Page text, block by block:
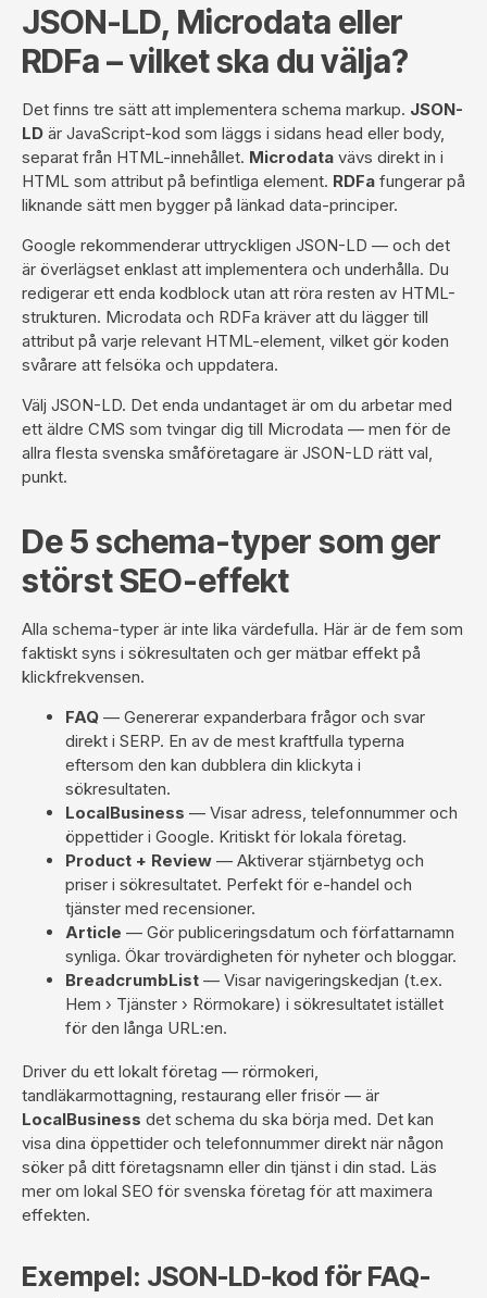
JSON-LD, Microdata eller
RDFa – vilket ska du välja?
Det finns tre sätt att implementera schema markup. JSON-
LD är JavaScript-kod som läggs i sidans head eller body,
separat från HTML-innehållet. Microdata vävs direkt in i
HTML som attribut på befintliga element. RDFa fungerar på
liknande sätt men bygger på länkad data-principer.
Google rekommenderar uttryckligen JSON-LD — och det
är överlägset enklast att implementera och underhålla. Du
redigerar ett enda kodblock utan att röra resten av HTML-
strukturen. Microdata och RDFa kräver att du lägger till
attribut på varje relevant HTML-element, vilket gör koden
svårare att felsöka och uppdatera.
Välj JSON-LD. Det enda undantaget är om du arbetar med
ett äldre CMS som tvingar dig till Microdata — men för de
allra flesta svenska småföretagare är JSON-LD rätt val,
punkt.
De 5 schema-typer som ger
störst SEO-effekt
Alla schema-typer är inte lika värdefulla. Här är de fem som
faktiskt syns i sökresultaten och ger mätbar effekt på
klickfrekvensen.
FAQ — Genererar expanderbara frågor och svar
direkt i SERP. En av de mest kraftfulla typerna
eftersom den kan dubblera din klickyta i
sökresultaten.
LocalBusiness — Visar adress, telefonnummer och
öppettider i Google. Kritiskt för lokala företag.
Product + Review — Aktiverar stjärnbetyg och
priser i sökresultatet. Perfekt för e-handel och
tjänster med recensioner.
Article — Gör publiceringsdatum och författarnamn
synliga. Ökar trovärdigheten för nyheter och bloggar.
BreadcrumbList — Visar navigeringskedjan (t.ex.
Hem › Tjänster › Rörmokare) i sökresultatet istället
för den långa URL:en.
Driver du ett lokalt företag — rörmokeri,
tandläkarmottagning, restaurang eller frisör — är
LocalBusiness det schema du ska börja med. Det kan
visa dina öppettider och telefonnummer direkt när någon
söker på ditt företagsnamn eller din tjänst i din stad. Läs
mer om lokal SEO för svenska företag för att maximera
effekten.
Exempel: JSON-LD-kod för FAQ-